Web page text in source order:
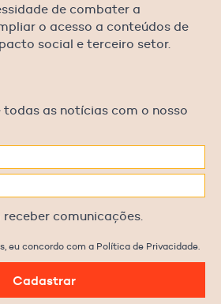
de combater a
o acesso a conteúdos de
social e terceiro setor.
todas as notícias com o nosso
comunicações.
eu concordo com a Política de Privacidade.
Cadastrar